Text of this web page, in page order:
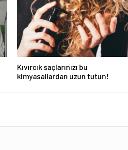
Kıvırcık saçlarınızı bu
kimyasallardan uzun tutun!